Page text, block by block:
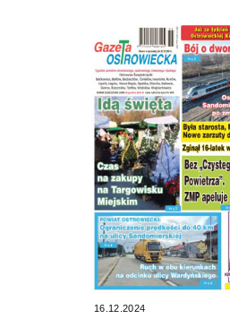
16.12.2024